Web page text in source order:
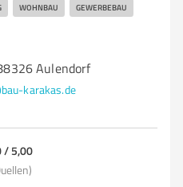
WOHNBAU GEWERBEBAU
Aulendorf
karakas.de
/ 5,00